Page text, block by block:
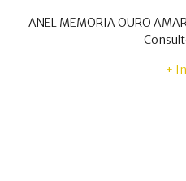
ANEL MEMORIA OURO
+